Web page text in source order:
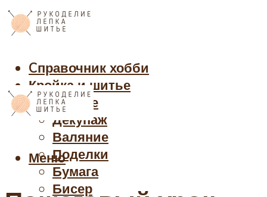
Cправочник хобби
Кройка и шитье
Рукоделие
Декупаж
Валяние
Поделки
Бумага
Бисер
Меню